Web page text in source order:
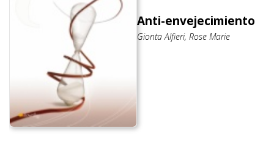
Anti-envejecimiento
Gionta Alfieri, Rose Marie